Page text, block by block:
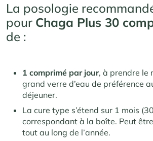
La posologie
pour Chaga Plus 30
de :
1 comprimé par jour, à prendre le
grand verre d’eau de préférence
déjeuner.
La cure type s’étend sur 1 mois
correspondant à la boîte. Peut
tout au long de l’année.